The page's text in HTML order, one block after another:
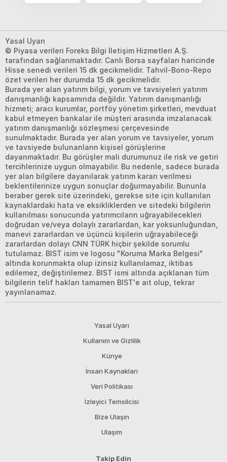
Yasal Uyarı
© Piyasa verileri Foreks Bilgi İletişim Hizmetleri A.Ş.
tarafından sağlanmaktadır. Canlı Borsa sayfaları haricinde
Hisse senedi verileri 15 dk gecikmelidir. Tahvil-Bono-Repo
özet verileri her durumda 15 dk gecikmelidir.
Burada yer alan yatırım bilgi, yorum ve tavsiyeleri yatırım
danışmanlığı kapsamında değildir. Yatırım danışmanlığı
hizmeti; aracı kurumlar, portföy yönetim şirketleri, mevduat
kabul etmeyen bankalar ile müşteri arasında imzalanacak
yatırım danışmanlığı sözleşmesi çerçevesinde
sunulmaktadır. Burada yer alan yorum ve tavsiyeler, yorum
ve tavsiyede bulunanların kişisel görüşlerine
dayanmaktadır. Bu görüşler mali durumunuz ile risk ve getiri
tercihlerinize uygun olmayabilir. Bu nedenle, sadece burada
yer alan bilgilere dayanılarak yatırım kararı verilmesi
beklentilerinize uygun sonuçlar doğurmayabilir. Bununla
beraber gerek site üzerindeki, gerekse site için kullanılan
kaynaklardaki hata ve eksikliklerden ve sitedeki bilgilerin
kullanılması sonucunda yatırımcıların uğrayabilecekleri
doğrudan ve/veya dolaylı zararlardan, kar yoksunluğundan,
manevi zararlardan ve üçüncü kişilerin uğrayabileceği
zararlardan dolayı CNN TÜRK hiçbir şekilde sorumlu
tutulamaz. BIST isim ve logosu "Koruma Marka Belgesi"
altında korunmakta olup izinsiz kullanılamaz, iktibas
edilemez, değiştirilemez. BIST ismi altında açıklanan tüm
bilgilerin telif hakları tamamen BIST'e ait olup, tekrar
yayınlanamaz.
Yasal Uyarı
Kullanım ve Gizlilik
Künye
İnsan Kaynakları
Veri Politikası
İzleyici Temsilcisi
Bize Ulaşın
Ulaşım
Takip Edin